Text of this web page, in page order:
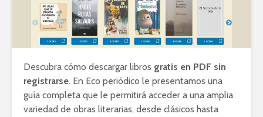
Descubra cómo descargar libros gratis en PDF sin
registrarse. En Eco periódico le presentamos una
guía completa que le permitirá acceder a una amplia
variedad de obras literarias, desde clásicos hasta